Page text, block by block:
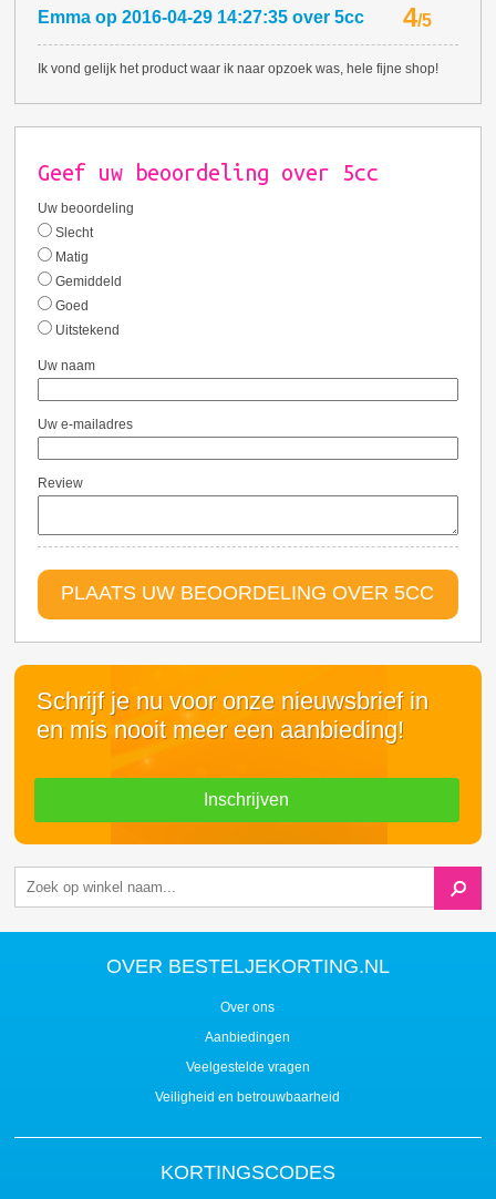
Emma op2016-04-29 14:27:35 over5cc 4/5
Ik vond gelijk het product waar ik naar opzoek was, hele fijne shop!
Geef uw beoordeling over 5cc
Uw beoordeling
Slecht
Matig
Gemiddeld
Goed
Uitstekend
Uw naam
Uw e-mailadres
Review
PLAATS UW BEOORDELING OVER 5CC
Schrijf je nu voor onze nieuwsbrief in
en mis nooit meer een aanbieding!
Inschrijven
OVER BESTELJEKORTING.NL
Over ons
Aanbiedingen
Veelgestelde vragen
Veiligheid en betrouwbaarheid
KORTINGSCODES